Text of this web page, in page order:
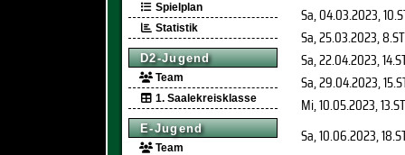
Spielplan
Statistik
D2-Jugend
Team
1. Saalekreisklasse
E-Jugend
Team
Sa, 04.03.2023,
Sa, 25.03.2023, 8.ST
Sa, 22.04.2023,
Sa, 29.04.2023,
Mi, 10.05.2023, 13.ST
Sa, 10.06.2023,